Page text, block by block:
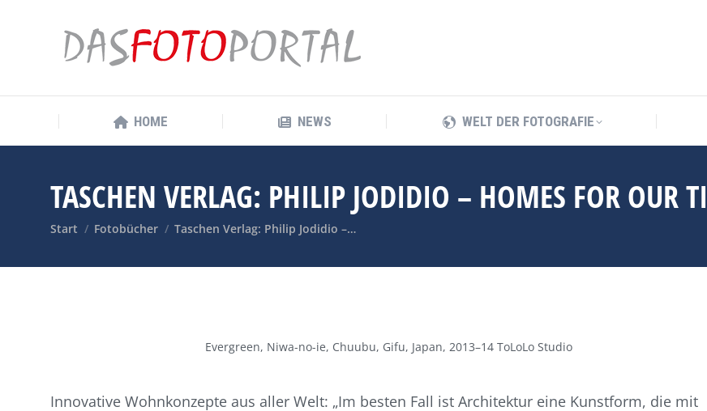
HOME NEWS WELT DER FOTOGRAFIE
TASCHEN VERLAG: PHILIP JODIDIO – HOMES FOR OUR
Sie befinden sich hier:
Start Fotobücher Taschen Verlag: Philip Jodidio –…
Evergreen, Niwa-no-ie, Chuubu, Gifu, Japan, 2013–14 ToLoLo Studio
Innovative Wohnkonzepte aus aller Welt: „Im besten Fall ist Architektur eine Kunstform, die mit
HOME NEWS